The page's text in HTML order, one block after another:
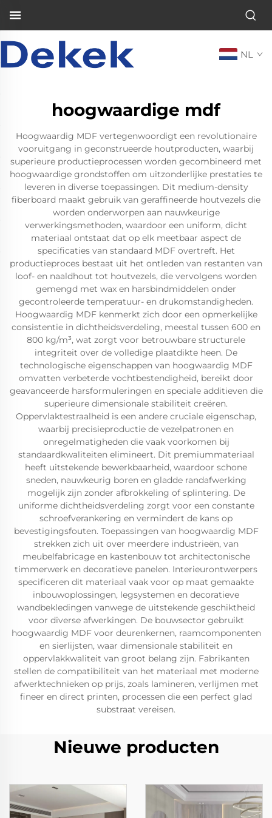
NL
hoogwaardige mdf
Hoogwaardig MDF vertegenwoordigt een revolutionaire
vooruitgang in geconstrueerde houtproducten, waarbij
superieure productieprocessen worden gecombineerd met
hoogwaardige grondstoffen om uitzonderlijke prestaties te
leveren in diverse toepassingen. Dit medium-density
fiberboard maakt gebruik van geraffineerde houtvezels die
worden onderworpen aan nauwkeurige
verwerkingsmethoden, waardoor een uniform, dicht
materiaal ontstaat dat op elk meetbaar aspect de
specificaties van standaard MDF overtreft. Het
productieproces bestaat uit het ontleden van restanten van
loof- en naaldhout tot houtvezels, die vervolgens worden
gemengd met wax en harsbindmiddelen onder
gecontroleerde temperatuur- en drukomstandigheden.
Hoogwaardig MDF kenmerkt zich door een opmerkelijke
consistentie in dichtheidsverdeling, meestal tussen 600 en
800 kg/m³, wat zorgt voor betrouwbare structurele
integriteit over de volledige plaatdikte heen. De
technologische eigenschappen van hoogwaardig MDF
omvatten verbeterde vochtbestendigheid, bereikt door
geavanceerde harsformuleringen en speciale additieven die
superieure dimensionale stabiliteit creëren.
Oppervlaktestraalheid is een andere cruciale eigenschap,
waarbij precisieproductie de vezelpatronen en
onregelmatigheden die vaak voorkomen bij
standaardkwaliteiten elimineert. Dit premiummateriaal
heeft uitstekende bewerkbaarheid, waardoor schone
sneden, nauwkeurig boren en gladde randafwerking
mogelijk zijn zonder afbrokkeling of splintering. De
uniforme dichtheidsverdeling zorgt voor een constante
schroefverankering en vermindert de kans op
bevestigingsfouten. Toepassingen van hoogwaardig MDF
strekken zich uit over meerdere industrieën, van
meubelfabricage en kastenbouw tot architectonische
timmerwerk en decoratieve panelen. Interieurontwerpers
specificeren dit materiaal vaak voor op maat gemaakte
inbouwoplossingen, legsystemen en decoratieve
wandbekledingen vanwege de uitstekende geschiktheid
voor diverse afwerkingen. De bouwsector gebruikt
hoogwaardig MDF voor deurenkernen, raamcomponenten
en sierlijsten, waar dimensionale stabiliteit en
oppervlakkwaliteit van groot belang zijn. Fabrikanten
stellen de compatibiliteit van het materiaal met moderne
afwerktechnieken op prijs, zoals lamineren, verlijmen met
fineer en direct printen, processen die een perfect glad
substraat vereisen.
Nieuwe producten